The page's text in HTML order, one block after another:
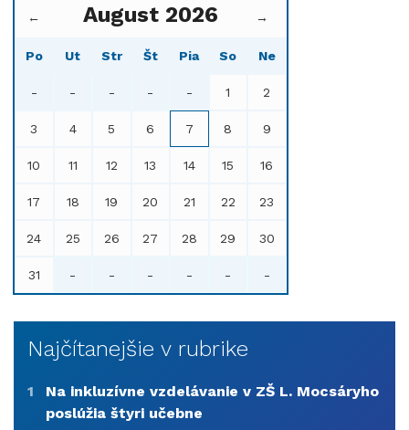
← August 2026 →
Po Ut Str Št Pia So Ne
- - - - - 1 2
3 4 5 6 7 8 9
10 11 12 13 14 15 16
17 18 19 20 21 22 23
24 25 26 27 28 29 30
31 - - - - - -
Najčítanejšie v rubrike
1
Na inkluzívne vzdelávanie v ZŠ L. Mocsáryho
poslúžia štyri učebne